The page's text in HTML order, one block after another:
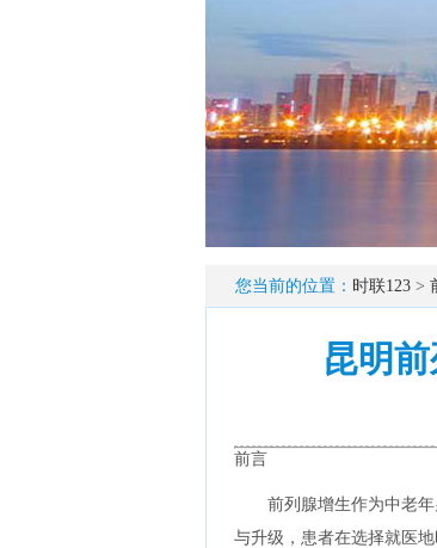
您当前的位置： 时联123 >
昆明
前言
前列腺增生作为中老
与升级，患者在选择就医